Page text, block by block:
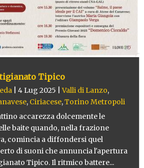
Tipico
| 4 Lug 2025 |Valli di Lanzo,
, Ciriacese,Torino Metropoli
accarezza dolcemente le
baite quando, nella frazione
comincia a diffondersi quel
di suoni che annuncia l'apertura
Tipico. Il ritmico battere...